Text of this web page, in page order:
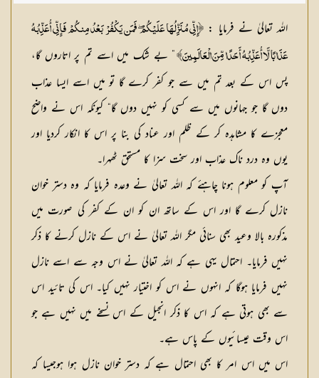
اللہ تعالیٰ نے فرمایا : ﴿إِنِّي مُنَزِّلُهَا عَلَيْكُمْ ۖ فَمَن يَكْفُرْ بَعْدُ مِنكُمْ فَإِنِّي أُعَذِّبُهُ
عَذَابًا لَّا أُعَذِّبُهُ أَحَدًا مِّنَ الْعَالَمِينَ﴾” بے شک میں اسے تم پر اتاروں گا،
پس اس کے بعد تم میں سے جو کفر کرے گا تو میں اسے ایسا عذاب
دوں گا جو جہانوں میں سے کسی کو نہیں دوں گا“ کیونکہ اس نے واضح
معجزے کا مشاہدہ کر کے ظلم اور عناد کی بنا پر اس کا انکار کردیا اور
یوں وہ درد ناک عذاب اور سخت سزا کا مستحق ٹھہرا۔
آپ کو معلوم ہونا چاہئے کہ اللہ تعالیٰ نے وعدہ فرمایا کہ وہ دستر خوان
نازل کرے گا اور اس کے ساتھ ان کو ان کے کفر کی صورت میں
مذکورہ بالا وعید بھی سنائی مگر اللہ تعالیٰ نے اس کے نازل کرنے کا ذکر
نہیں فرمایا۔ احتمال یہی ہے کہ اللہ تعالیٰ نے اس وجہ سے اسے نازل
نہیں فرمایا ہوگا کہ انہوں نے اس کو اختیار نہیں کیا۔ اس کی تائید اس
سے بھی ہوتی ہے کہ اس کا ذکر انجیل کے اس نسخے میں نہیں ہے جو
اس وقت عیسائیوں کے پاس ہے۔
اس میں اس امر کا بھی احتمال ہے کہ دستر خوان نازل ہوا ہوجیسا کہ